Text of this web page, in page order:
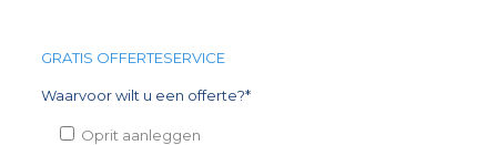
GRATIS OFFERTESERVICE
Waarvoor wilt u een offerte?*
Oprit aanleggen